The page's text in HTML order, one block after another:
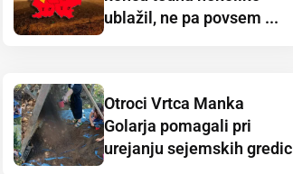
ublažil, ne pa povsem ...
Otroci Vrtca Manka
Golarja pomagali pri
urejanju sejemskih gredic